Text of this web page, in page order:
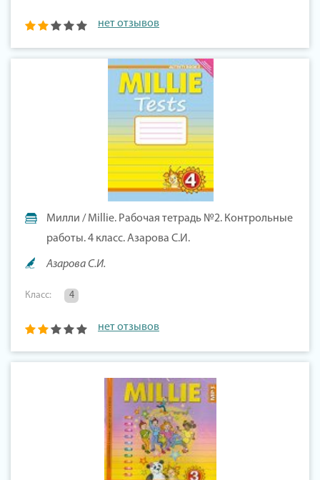
нет отзывов
Милли / Millie. Рабочая тетрадь №2. Контрольные
работы. 4 класс. Азарова С.И.
Азарова С.И.
Класс: 4
нет отзывов